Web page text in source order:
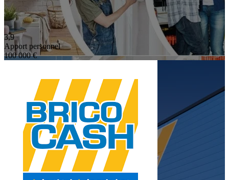
3,9
Apport personnel
100 000 €